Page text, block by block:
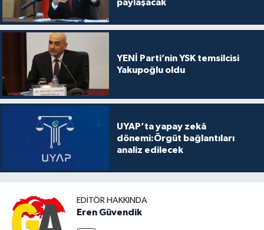
paylaşacak
YENİ Parti’nin YSK temsilcisi
Yakupoğlu oldu
UYAP’ta yapay zekâ
dönemi:Örgüt bağlantıları
analiz edilecek
EDITÖR HAKKINDA
Eren Güvendik